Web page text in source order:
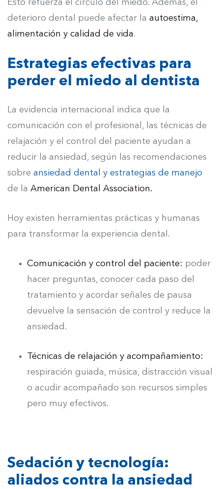
Esto refuerza el círculo del miedo. Además, el
deterioro dental puede afectar la autoestima,
alimentación y calidad de vida.
Estrategias efectivas para
perder el miedo al dentista
La evidencia internacional indica que la
comunicación con el profesional, las técnicas de
relajación y el control del paciente ayudan a
reducir la ansiedad, según las recomendaciones
sobre ansiedad dental y estrategias de manejo
de la American Dental Association.
Hoy existen herramientas prácticas y humanas
para transformar la experiencia dental.
Comunicación y control del paciente: poder
hacer preguntas, conocer cada paso del
tratamiento y acordar señales de pausa
devuelve la sensación de control y reduce la
ansiedad.
Técnicas de relajación y acompañamiento:
respiración guiada, música, distracción visual
o acudir acompañado son recursos simples
pero muy efectivos.
Sedación y tecnología:
aliados contra la ansiedad